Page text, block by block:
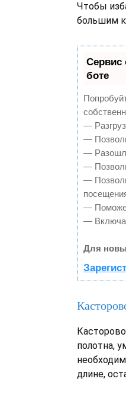
Чтобы
большим
Сервис
боте
—
—
—
—
—
—
—
Для
полотна,
длине,